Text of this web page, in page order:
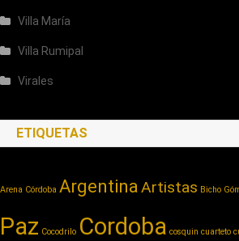
Villa María
Villa Rumipal
Virales
ETIQUETAS
Arena Córdoba ArgentinaArtistas Bicho
Paz Cocodrilo Cordoba cosquin cuarteto